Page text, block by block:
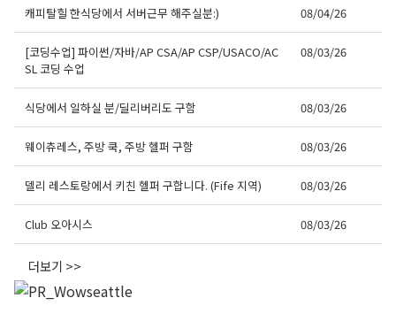
캐피탈힐 한식당에서 서버근무 해주실분:) 08/04/26
[코딩수업] 파이썬/자바/AP CSA/AP CSP/USACO/AC
SL 코딩 수업
08/03/26
식당에서 일하실 분/딜리버리도 구함 08/03/26
웨이츄레스, 주방 쿡, 주방 헬퍼 구함 08/03/26
델리 레스토랑에서 키친 헬퍼 구합니다. (Fife 지역) 08/03/26
Club 오아시스 08/03/26
더보기 >>